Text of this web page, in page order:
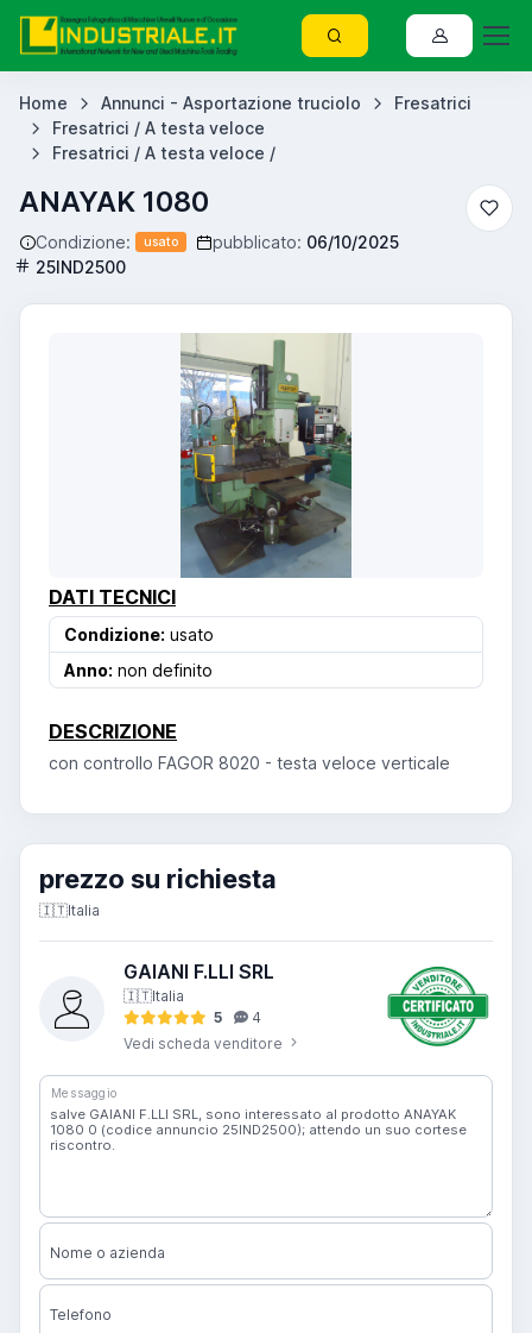
Home Annunci - Asportazione truciolo
Fresatrici
Fresatrici / A testa veloce
Fresatrici / A testa veloce /
ANAYAK 1080
Condizione: usato pubblicato: 06/10/2025
25IND2500
DATI TECNICI
Condizione: usato
Anno: non definito
DESCRIZIONE
con controllo FAGOR 8020 - testa veloce verticale
prezzo su richiesta
🇮🇹Italia
GAIANI F.LLI SRL
🇮🇹Italia
5
4
Vedi scheda venditore
Messaggio
Nome o azienda
Telefono